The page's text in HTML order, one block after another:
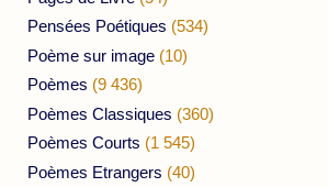
Pensées Poétiques (534)
Poème sur image (10)
Poèmes (9 436)
Poèmes Classiques (360)
Poèmes Courts (1 545)
Poèmes Etrangers (40)